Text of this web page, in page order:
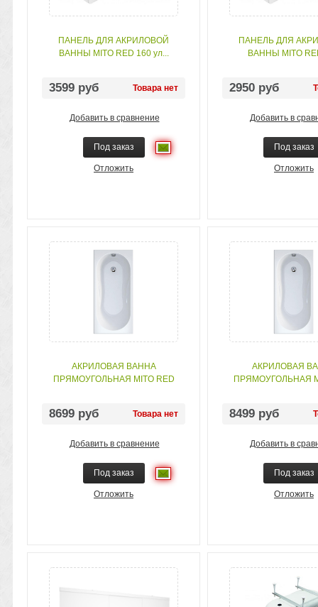
ПАНЕЛЬ ДЛЯ АКРИЛОВОЙ
ВАННЫ MITO RED 160 ул...
3599 руб Товара нет
Добавить в сравнение
Под заказ
Отложить
ПАНЕЛЬ ДЛЯ
ВАННЫ MITO
2950 руб
Добавить в
Под заказ
Отложить
АКРИЛОВАЯ ВАННА
ПРЯМОУГОЛЬНАЯ MITO RED
8699 руб Товара нет
Добавить в сравнение
Под заказ
Отложить
АКРИЛОВАЯ
ПРЯМОУГОЛЬНАЯ
8499 руб
Добавить в
Под заказ
Отложить